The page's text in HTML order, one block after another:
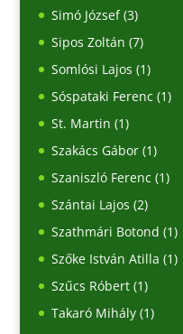
Simó József(3)
Sipos Zoltán (7)
Somlósi Lajos (1)
Sóspataki Ferenc (1)
St. Martin (1)
Szakács Gábor(1)
Szaniszló Ferenc (1)
Szántai Lajos (2)
Szathmári Botond (1)
Szőke István Atilla (1)
Szűcs Róbert(1)
Takaró Mihály(1)